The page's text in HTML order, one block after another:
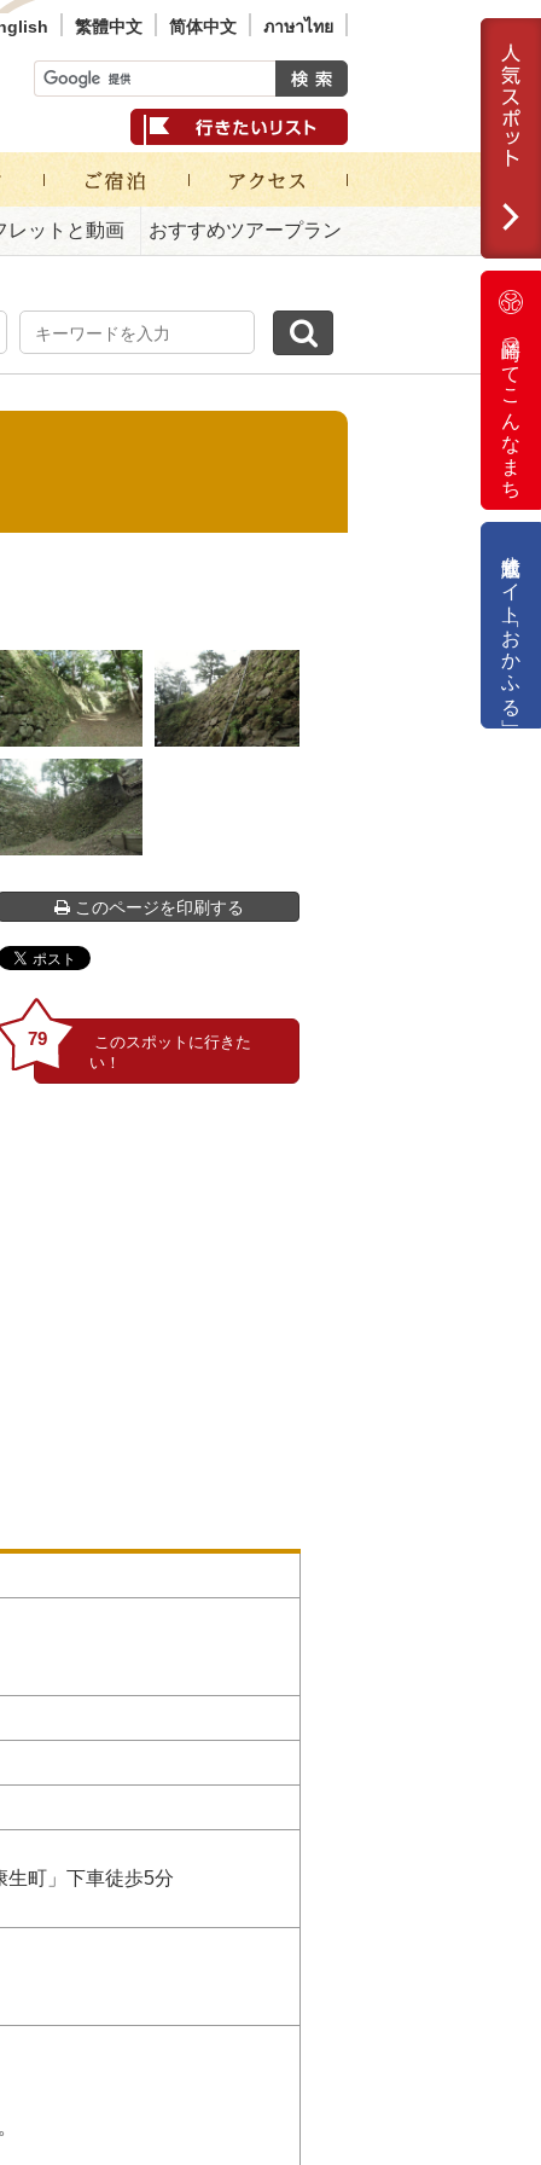
繁體中文 简体中文 ภาษาไทย
レットと動画 おすすめツアープラン
岡崎ってこんなまち
公式通販サイト「おかふる」
このページを印刷する
79
生町」下車徒歩5分